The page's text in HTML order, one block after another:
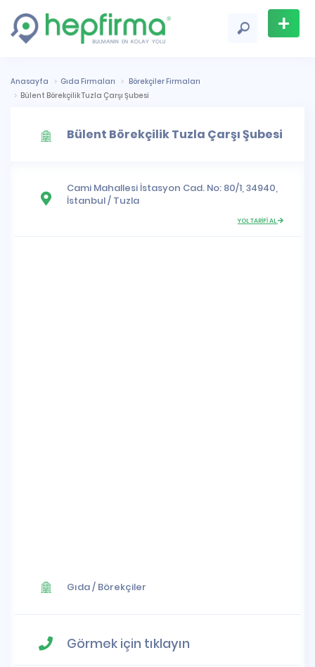
+
Anasayfa Gıda Firmaları
Börekçiler Firmaları
Bülent Börekçilik Tuzla Çarşı Şubesi
Bülent Börekçilik Tuzla Çarşı Şubesi
Cami Mahallesi İstasyon Cad. No: 80/1, 34940,
İstanbul/ Tuzla
YOL TARİFİ AL
Gıda/ Börekçiler
Görmek için tıklayın